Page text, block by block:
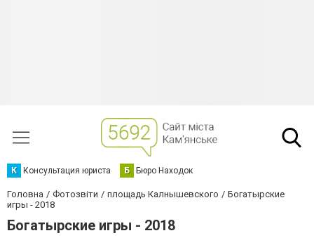
К Консультация юриста Б Бюро Находок
Головна Фотозвіти площадь Калнышевского
Богатырские
игры - 2018
Богатырские игры - 2018